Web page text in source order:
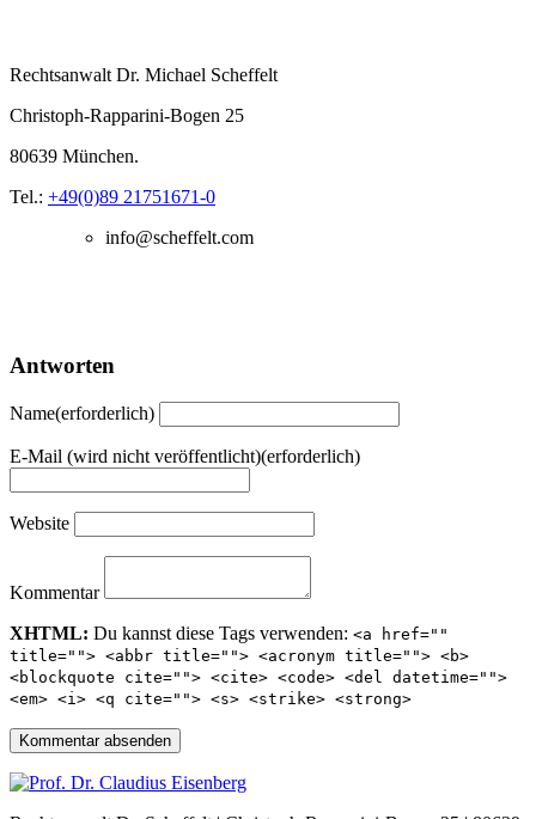
Rechtsanwalt Dr. Michael Scheffelt
Christoph-Rapparini-Bogen 25
80639 München.
Tel.: +49(0)89 21751671-0
info@scheffelt.com
Antworten
Name(erforderlich)
E-Mail (wird nicht veröffentlicht)(erforderlich)
Website
Kommentar
XHTML: Du kannst diese Tags verwenden: <a href=""
title=""> <abbr title=""> <acronym title=""> <b>
<blockquote cite=""> <cite> <code> <del datetime="">
<em> <i> <q cite=""> <s> <strike> <strong>